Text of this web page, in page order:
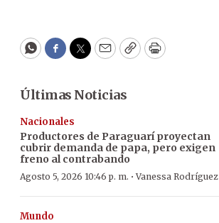
WhatsApp
Facebook
Twitter
EmailCopyPrint
Últimas Noticias
Nacionales
Productores de Paraguarí proyectan
cubrir demanda de papa, pero exigen
freno al contrabando
Agosto 5, 2026 10:46 p. m. ·Vanessa Rodríguez
Mundo